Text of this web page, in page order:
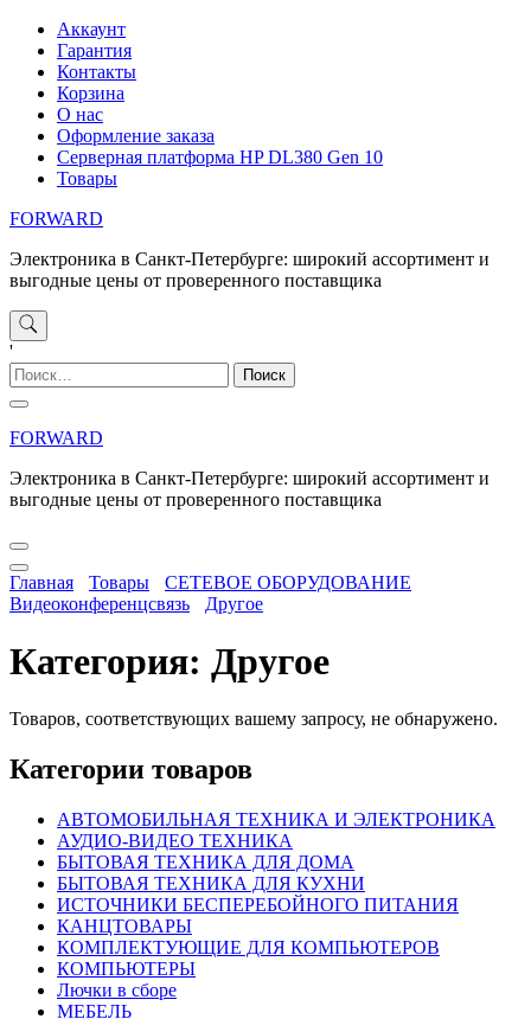
Перейти
содержимому
Аккаунт
Гарантия
Контакты
Корзина
О нас
Оформление заказа
Серверная платформа HP DL380 Gen 10
Товары
FORWARD
Электроника в Санкт-Петербурге: широкий ассортимент и
выгодные цены от проверенного поставщика
'
Найти:
FORWARD
Электроника в Санкт-Петербурге: широкий ассортимент и
выгодные цены от проверенного поставщика
Главная Товары
СЕТЕВОЕ ОБОРУДОВАНИЕ
Видеоконференцсвязь
Другое
Категория: Другое
Товаров, соответствующих вашему запросу, не обнаружено.
Категории товаров
АВТОМОБИЛЬНАЯ ТЕХНИКА И ЭЛЕКТРОНИКА
АУДИО-ВИДЕО ТЕХНИКА
БЫТОВАЯ ТЕХНИКА ДЛЯ ДОМА
БЫТОВАЯ ТЕХНИКА ДЛЯ КУХНИ
ИСТОЧНИКИ БЕСПЕРЕБОЙНОГО ПИТАНИЯ
КАНЦТОВАРЫ
КОМПЛЕКТУЮЩИЕ ДЛЯ КОМПЬЮТЕРОВ
КОМПЬЮТЕРЫ
Лючки в сборе
МЕБЕЛЬ